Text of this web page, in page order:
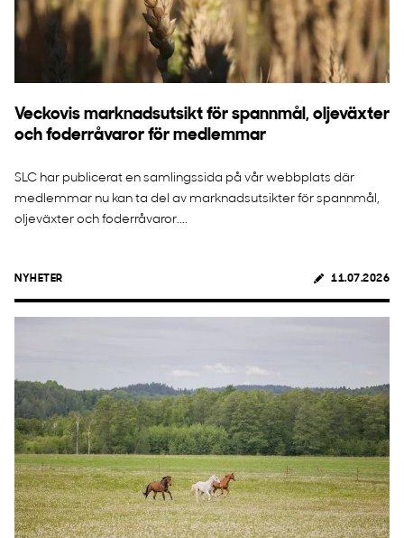
Veckovis marknadsutsikt för spannmål, oljeväxter
och foderråvaror för medlemmar
SLC har publicerat en samlingssida på vår webbplats där
medlemmar nu kan ta del av marknadsutsikter för spannmål,
oljeväxter och foderråvaror....
NYHETER 11.07.2026